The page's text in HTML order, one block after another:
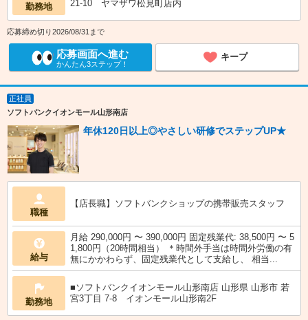
勤務地
21‐10 ヤマザワ松見町店内
応募締め切り2026/08/31まで
応募画面へ進む
かんたん3ステップ！
キープ
正社員
ソフトバンクイオンモール山形南店
年休120日以上◎やさしい研修でステップUP★
職種
【店長職】ソフトバンクショップの携帯販売スタッフ
給与
月給 290,000円 〜 390,000円 固定残業代: 38,500円 〜 5
1,800円（20時間相当） ＊時間外手当は時間外労働の有
無にかかわらず、固定残業代として支給し、 相当...
勤務地
■ソフトバンクイオンモール山形南店 山形県 山形市 若
宮3丁目 7‐8 イオンモール山形南2F